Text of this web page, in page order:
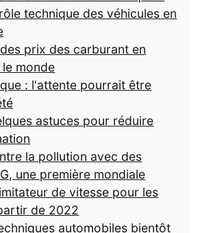
technique des véhicules en
prix des carburant en
monde
: l'attente pourrait être
astuces pour réduire
la pollution avec des
une première mondiale
de vitesse pour les
de 2022
automobiles bientôt